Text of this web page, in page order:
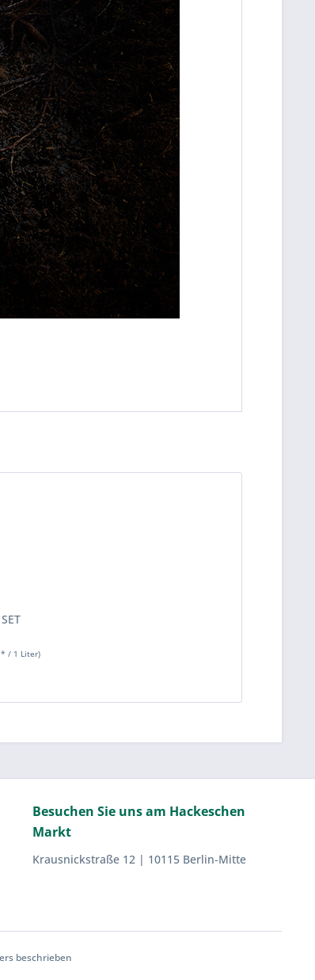
* / 1 Liter)
Besuchen Sie uns am Hackeschen
Markt
Krausnickstraße 12 | 10115 Berlin-Mitte
beschrieben